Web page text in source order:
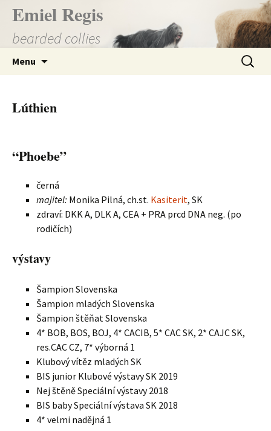
Přejít
obsahu
Emiel Regis
bearded collies
Menu
Lúthien
“Phoebe”
černá
majitel: Monika Pilná, ch.st. Kasiterit, SK
zdraví: DKK A, DLK A, CEA + PRA prcd DNA neg. (po
rodičích)
výstavy
Šampion Slovenska
Šampion mladých Slovenska
Šampion štěňat Slovenska
4* BOB, BOS, BOJ, 4* CACIB, 5* CAC SK, 2* CAJC SK,
res.CAC CZ, 7* výborná 1
Klubový vítěz mladých SK
BIS junior Klubové výstavy SK 2019
Nej štěně Speciální výstavy 2018
BIS baby Speciální výstava SK 2018
4* velmi nadějná 1